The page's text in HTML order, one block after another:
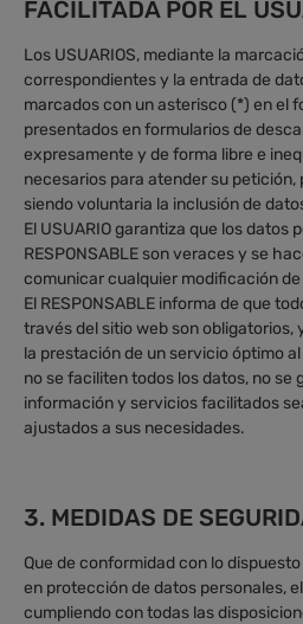
FACILITADA POR EL
Los USUARIOS, mediante la
correspondientes y la entrada de
marcados con un asterisco (*) en el
presentados en formularios de
expresamente y de forma libre e
necesarios para atender su petición,
siendo voluntaria la inclusión de
El USUARIO garantiza que los datos
RESPONSABLE son veraces y se
comunicar cualquier modificación de
El RESPONSABLE informa de que
través del sitio web son obligatorios,
la prestación de un servicio óptimo al
no se faciliten todos los datos, no se
información y servicios facilitados
ajustados a sus necesidades.
3. MEDIDAS DE
Que de conformidad con lo
en protección de datos personales, el
cumpliendo con todas las